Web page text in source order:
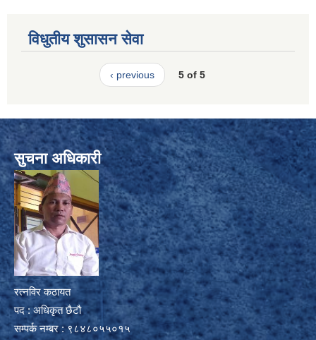
विधुतीय शुसासन सेवा
‹ previous 5 of 5
सुचना अधिकारी
रत्नविर कठायत
पद : अधिकृत छैटौ
सम्पर्क नम्बर : ९८४८०५५०१५